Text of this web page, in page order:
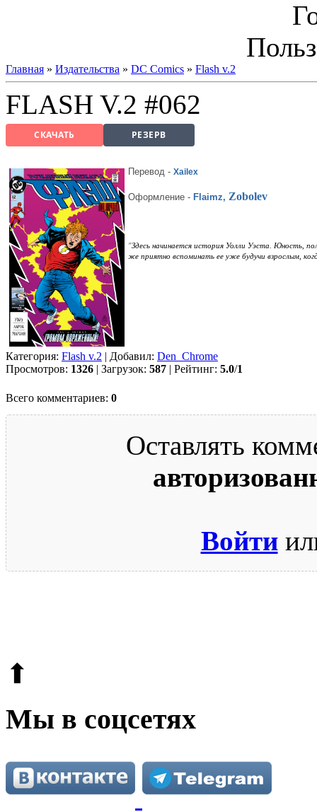
Главная » Издательства » DC Comics » Flash v.2
FLASH V.2 #062
СКАЧАТЬ РЕЗЕРВ
Перевод - Xailex
Оформление - Flaimz, Zobolev
"Здесь начинается история Уолли Уэста. Юность,
же приятно вспоминать ее уже будучи взрослым,
Категория: Flash v.2 | Добавил: Den_Chrome
Просмотров: 1326 | Загрузок: 587 | Рейтинг: 5.0/1
Всего комментариев: 0
Оставлять
Войти
⬆
Мы в соцсетях